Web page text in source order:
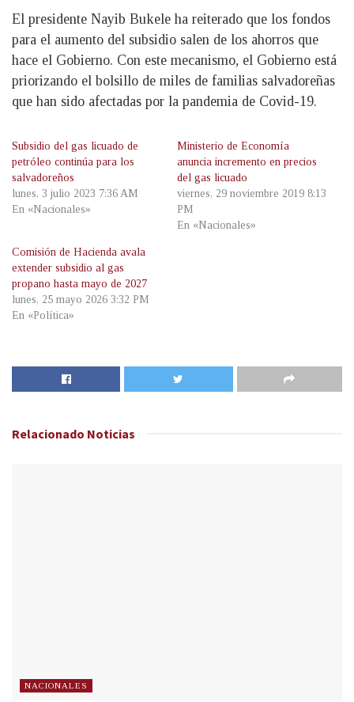
El presidente Nayib Bukele ha reiterado que los fondos
para el aumento del subsidio salen de los ahorros que
hace el Gobierno. Con este mecanismo, el Gobierno está
priorizando el bolsillo de miles de familias salvadoreñas
que han sido afectadas por la pandemia de Covid-19.
Subsidio del gas licuado de
petróleo continúa para los
salvadoreños
lunes, 3 julio 2023 7:36 AM
En «Nacionales»
Ministerio de Economía
anuncia incremento en precios
del gas licuado
viernes, 29 noviembre 2019 8:13
PM
En «Nacionales»
Comisión de Hacienda avala
extender subsidio al gas
propano hasta mayo de 2027
lunes, 25 mayo 2026 3:32 PM
En «Política»
Relacionado Noticias
NACIONALES